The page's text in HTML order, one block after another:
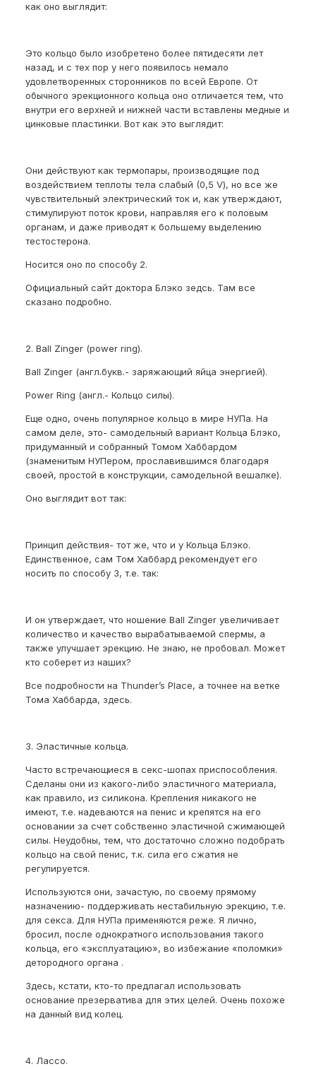
как оно выглядит:
Это кольцо было изобретено более пятидесяти лет
назад, и с тех пор у него появилось немало
удовлетворенных сторонников по всей Европе. От
обычного эрекционного кольца оно отличается тем, что
внутри его верхней и нижней части вставлены медные и
цинковые пластинки. Вот как это выглядит:
Они действуют как термопары, производящие под
воздействием теплоты тела слабый (0,5 V), но все же
чувствительный электрический ток и, как утверждают,
стимулируют поток крови, направляя его к половым
органам, и даже приводят к большему выделению
тестостерона.
Носится оно по способу 2.
Официальный сайт доктора Блэко зедсь. Там все
сказано подробно.
2. Ball Zinger (power ring).
Ball Zinger (англ.букв.- заряжающий яйца энергией).
Power Ring (англ.- Кольцо силы).
Еще одно, очень популярное кольцо в мире НУПа. На
самом деле, это- самодельный вариант Кольца Блэко,
придуманный и собранный Томом Хаббардом
(знаменитым НУПером, прославившимся благодаря
своей, простой в конструкции, самодельной вешалке).
Оно выглядит вот так:
Принцип действия- тот же, что и у Кольца Блэко.
Единственное, сам Том Хаббард рекомендует его
носить по способу 3, т.е. так:
И он утверждает, что ношение Ball Zinger увеличивает
количество и качество вырабатываемой спермы, а
также улучшает эрекцию. Не знаю, не пробовал. Может
кто соберет из наших?
Все подробности на Thunder’s Place, а точнее на ветке
Тома Хаббарда, здесь.
3. Эластичные кольца.
Часто встречающиеся в секс-шопах приспособления.
Сделаны они из какого-либо эластичного материала,
как правило, из силикона. Крепления никакого не
имеют, т.е. надеваются на пенис и крепятся на его
основании за счет собственно эластичной сжимающей
силы. Неудобны, тем, что достаточно сложно подобрать
кольцо на свой пенис, т.к. сила его сжатия не
регулируется.
Используются они, зачастую, по своему прямому
назначению- поддерживать нестабильную эрекцию, т.е.
для секса. Для НУПа применяются реже. Я лично,
бросил, после однократного использования такого
кольца, его «эксплуатацию», во избежание «поломки»
детородного органа .
Здесь, кстати, кто-то предлагал использовать
основание презерватива для этих целей. Очень похоже
на данный вид колец.
4. Лассо.